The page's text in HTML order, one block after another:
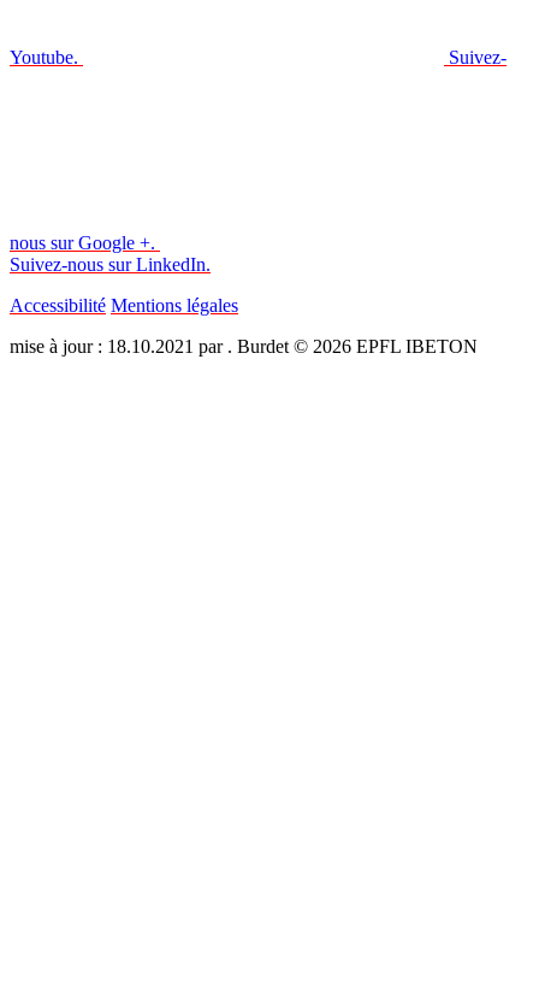
Youtube. Suivez-
nous sur Google +.
Suivez-nous sur LinkedIn.
Accessibilité Mentions légales
mise à jour : 18.10.2021 par . Burdet © 2026 EPFL IBETON